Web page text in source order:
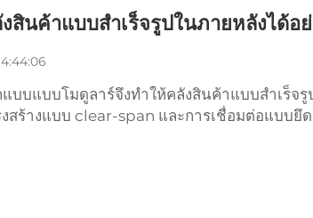
สินค้าแบบสำเร็จรูปในภายหลังได้อย่
แบบแบบโมดูลาร์จึงทำให้คลังสินค้าแบบสำเร็จ
สร้างแบบ clear-span และการเชื่อมต่อแบบยึ
ส่วนกายภาพได้อย่างง่ายดายแบบ plug-and-
บบ clear-span ซึ่งกำจัดเสาหรือคานรบกวนที่น่